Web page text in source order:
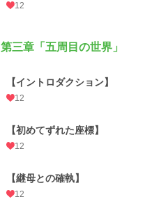
12
第三章「五周目の世界」
【イントロダクション】
12
【初めてずれた座標】
12
【継母との確執】
12